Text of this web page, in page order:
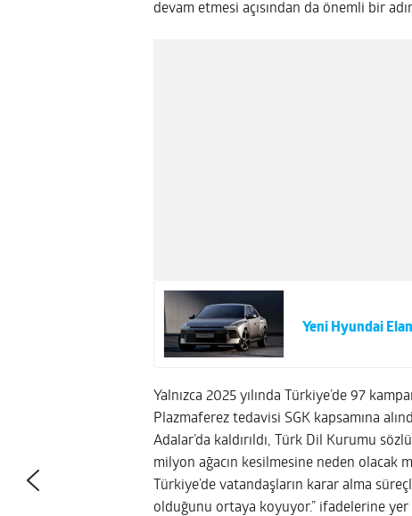
devam etmesi açısından da önemli bir
Yeni Hyundai
Yalnızca 2025 yılında Türkiye’de 97
Plazmaferez tedavisi SGK kapsamına
Adalar’da kaldırıldı, Türk Dil Kurumu
milyon ağacın kesilmesine neden
Türkiye’de vatandaşların karar alma
olduğunu ortaya koyuyor.” ifadelerine